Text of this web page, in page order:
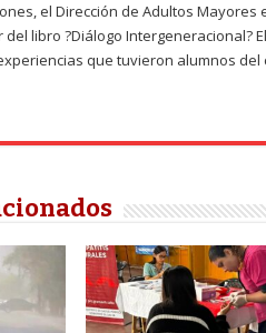
el Dirección de Adultos
libro ?Diálogo Intergeneracional?
que tuvieron alumnos